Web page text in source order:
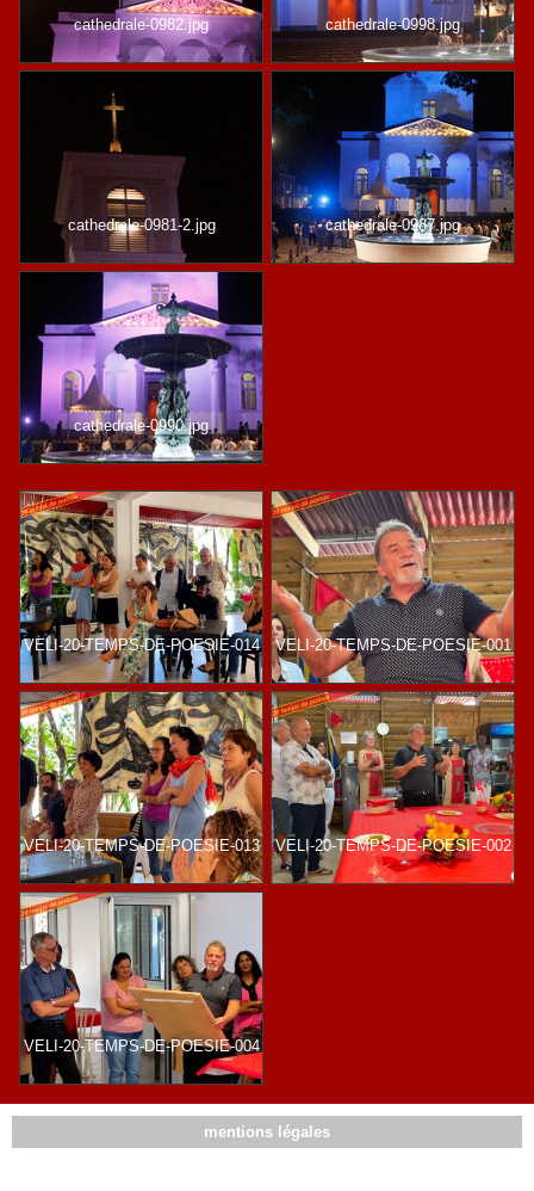
cathedrale-0982.jpg cathedrale-0998.jpg
cathedrale-0981-2.jpg cathedrale-0987.jpg
cathedrale-0990.jpg
VELI-20-TEMPS-DE-POESIE-014 VELI-20-TEMPS-DE-POESIE-001
VELI-20-TEMPS-DE-POESIE-013 VELI-20-TEMPS-DE-POESIE-002
VELI-20-TEMPS-DE-POESIE-004
mentions légales